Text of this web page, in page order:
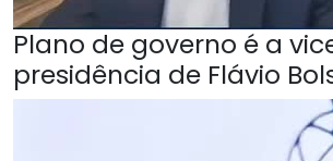
Plano de governo é a
presidência de Flávio